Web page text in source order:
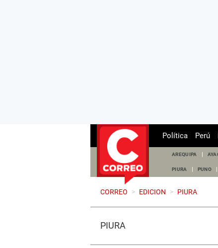
Política Perú
AREQUIPA
PIURA PUNO
CORREO > EDICION > PIURA
PIURA